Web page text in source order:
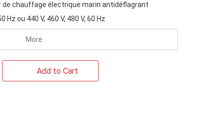
de chauffage électrique marin antidéflagrant
Hz ou 440 V, 460 V, 480 V, 60 Hz
More
Add to Cart